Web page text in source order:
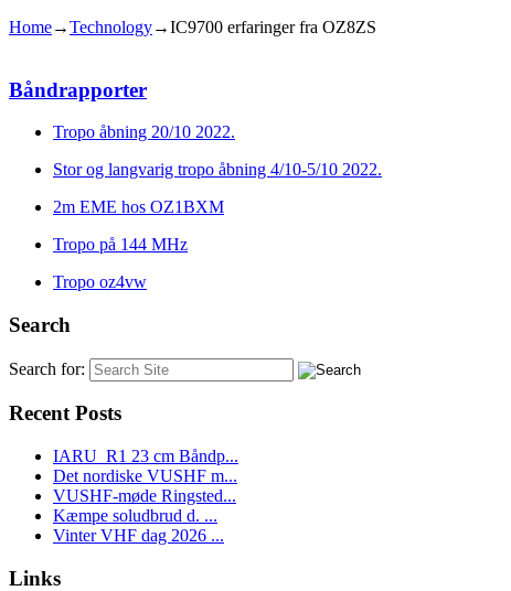
Home→Technology→IC9700 erfaringer fra OZ8ZS
Båndrapporter
Tropo åbning 20/10 2022.
Stor og langvarig tropo åbning 4/10-5/10 2022.
2m EME hos OZ1BXM
Tropo på 144 MHz
Tropo oz4vw
Search
Search for:
Recent Posts
IARU_R1 23 cm Båndp...
Det nordiske VUSHF m...
VUSHF-møde Ringsted...
Kæmpe soludbrud d. ...
Vinter VHF dag 2026 ...
Links